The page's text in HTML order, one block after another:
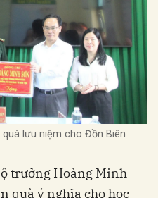
lưu niệm cho Đồn Biên
trưởng Hoàng Minh
quà ý nghĩa cho học